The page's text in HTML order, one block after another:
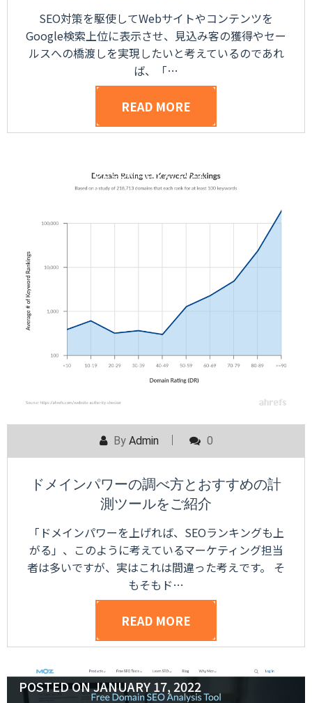
SEO対策を駆使してWebサイトやコンテンツを
Google検索上位に表示させ、見込み客の獲得やセー
ルスへの橋渡しを実現したいと考えているのであれ
ば、「…
READ MORE
POSTED ONDECEMBER 2, 2022
By Admin 0
ドメインパワーの調べ方とおすすめの計
測ツールをご紹介
「ドメインパワーを上げれば、SEOランキングも上
がる」、このように考えているマーケティング担当
者は多いですが、実はこれは間違った考えです。 そ
もそもド…
READ MORE
POSTED ONJANUARY 17, 2022